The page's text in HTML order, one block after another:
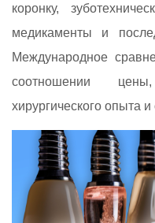
коронку,
медикаменты и
Международное
соотношении
хирургического опыта